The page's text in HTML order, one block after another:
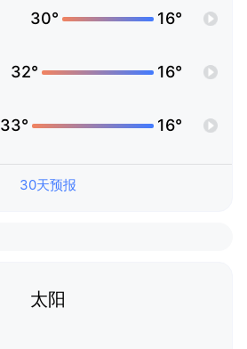
30° 16°
32° 16°
33° 16°
30天预报
太阳